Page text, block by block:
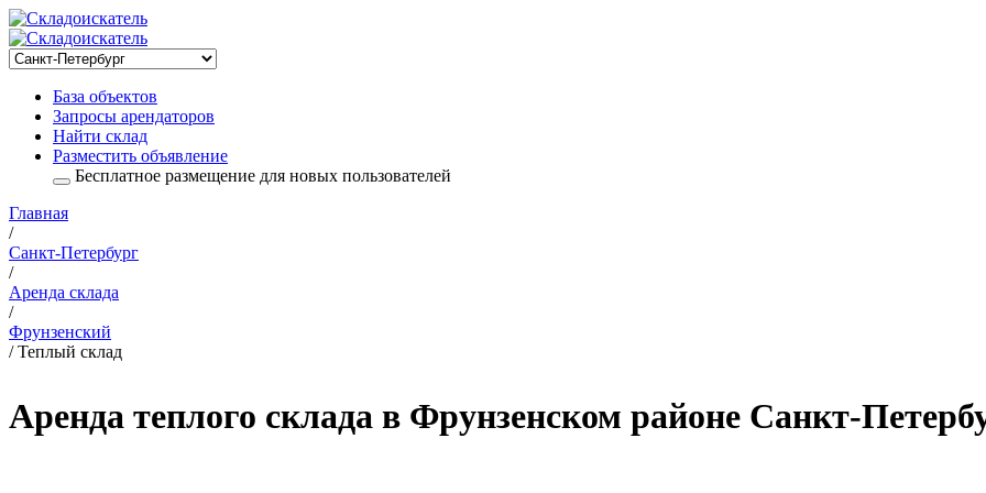
База объектов
Запросы арендаторов
Найти склад
Разместить объявление
Бесплатное размещение для новых пользователей
Главная
/
Санкт-Петербург
/
Аренда склада
/
Фрунзенский
/ Теплый склад
Аренда теплого склада в Фрунзенском районе Санкт-